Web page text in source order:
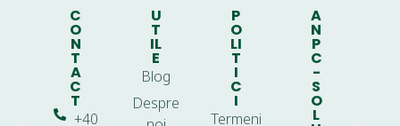
C
O
N
T
A
C
T
+40
U
T
IL
E
Blog
Despre
P
O
LI
T
I
C
I
Termeni
A
N
P
C
-
S
O
L